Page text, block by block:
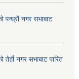
पन्ध्रौं नगर सभाबाट
नगर सभाबाट पारित